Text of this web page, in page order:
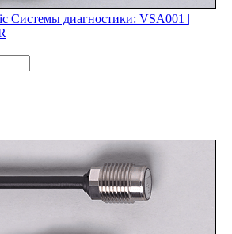
Системы диагностики: VSA001 |‌